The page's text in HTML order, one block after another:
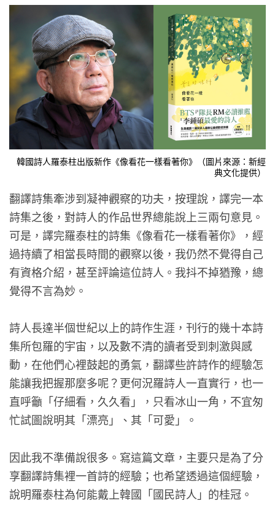
韓國詩人羅泰柱出版新作《像看花一樣看著你》（圖片來源：新經
典文化提供）
翻譯詩集牽涉到凝神觀察的功夫，按理說，譯完一本
詩集之後，對詩人的作品世界總能說上三兩句意見。
可是，譯完羅泰柱的詩集《像看花一樣看著你》，經
過持續了相當長時間的觀察以後，我仍然不覺得自己
有資格介紹，甚至評論這位詩人。我抖不掉猶豫，總
覺得不言為妙。
詩人長達半個世紀以上的詩作生涯，刊行的幾十本詩
集所包羅的宇宙，以及數不清的讀者受到刺激與感
動，在他們心裡鼓起的勇氣，翻譯些許詩作的經驗怎
能讓我把握那麼多呢？更何況羅詩人一直實行，也一
直呼籲「仔細看，久久看」，只看冰山一角，不宜匆
忙試圖說明其「漂亮」、其「可愛」。
因此我不準備說很多。寫這篇文章，主要只是為了分
享翻譯詩集裡一首詩的經驗；也希望透過這個經驗，
說明羅泰柱為何能戴上韓國「國民詩人」的桂冠。